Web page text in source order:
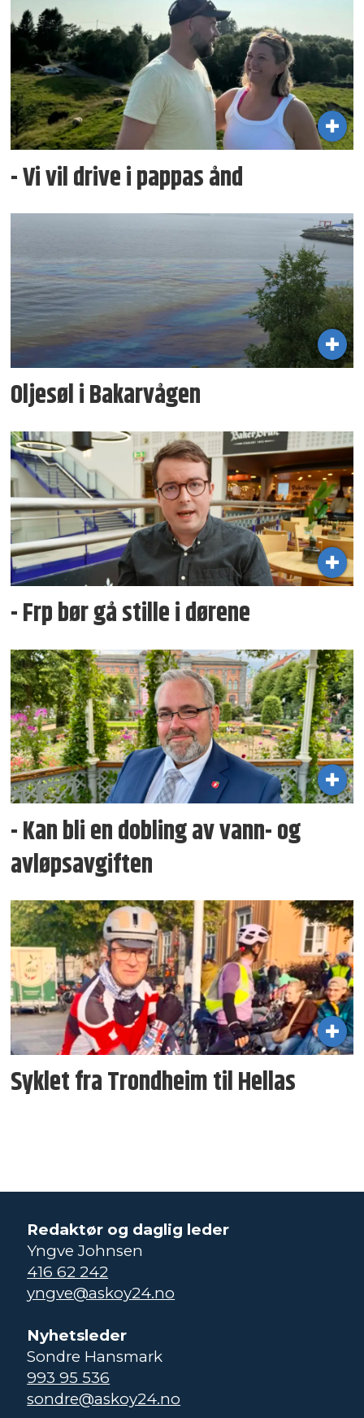
- Vi vil drive i pappas ånd
Oljesøl i Bakarvågen
- Frp bør gå stille i dørene
- Kan bli en dobling av vann- og
avløpsavgiften
Syklet fra Trondheim til Hellas
Redaktør og daglig leder
Yngve Johnsen
416 62 242
yngve@askoy24.no
Nyhetsleder
Sondre Hansmark
993 95 536
sondre@askoy24.no